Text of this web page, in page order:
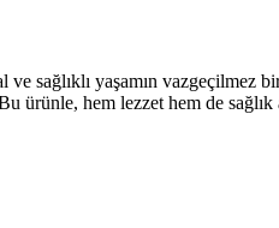
yaşamın vazgeçilmez
ürünle, hem lezzet hem de